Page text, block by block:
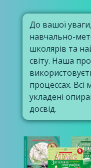
До вашої
навчально-
школярів та
світу. Наша
процессах. Всі
укладені
досвід.